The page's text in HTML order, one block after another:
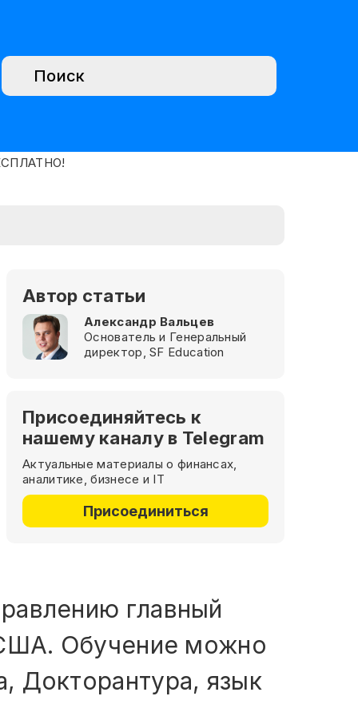
Автор статьи
Александр Вальцев
Основатель и Генеральный
директор, SF Education
Присоединяйтесь к
нашему каналу в Telegram
Актуальные материалы о финансах,
аналитике, бизнесе и IT
Присоединиться
главный
США. Обучение можно
Докторантура, язык